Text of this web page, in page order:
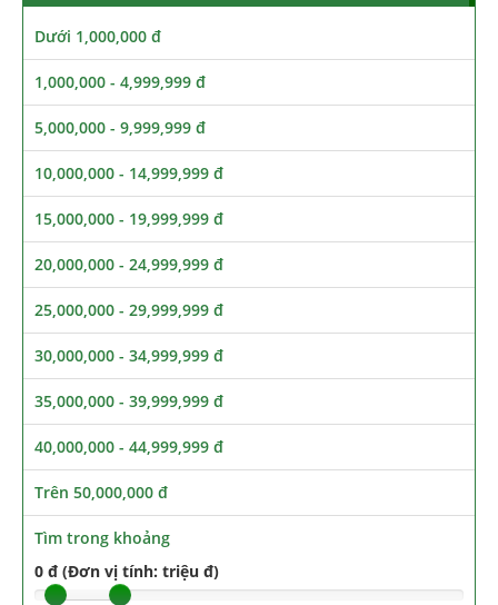
Dưới 1,000,000 đ
1,000,000 - 4,999,999 đ
5,000,000 - 9,999,999 đ
10,000,000 - 14,999,999 đ
15,000,000 - 19,999,999 đ
20,000,000 - 24,999,999 đ
25,000,000 - 29,999,999 đ
30,000,000 - 34,999,999 đ
35,000,000 - 39,999,999 đ
40,000,000 - 44,999,999 đ
Trên 50,000,000 đ
Tìm trong khoảng
0 đ (Đơn vị tính: triệu đ)